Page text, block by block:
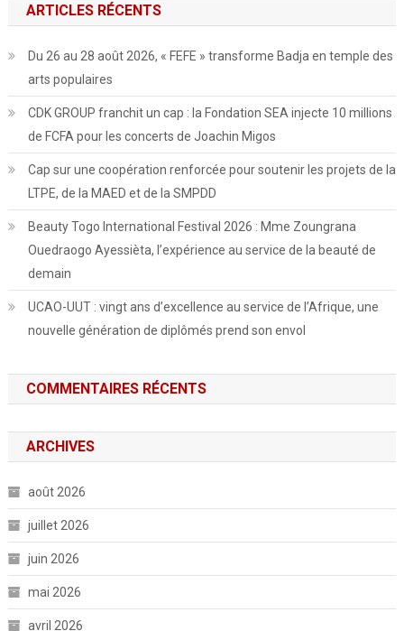
ARTICLES RÉCENTS
Du 26 au 28 août 2026, « FEFE » transforme Badja en temple des
arts populaires
CDK GROUP franchit un cap : la Fondation SEA injecte 10 millions
de FCFA pour les concerts de Joachin Migos
Cap sur une coopération renforcée pour soutenir les projets de la
LTPE, de la MAED et de la SMPDD
Beauty Togo International Festival 2026 : Mme Zoungrana
Ouedraogo Ayessièta, l’expérience au service de la beauté de
demain
UCAO-UUT : vingt ans d’excellence au service de l’Afrique, une
nouvelle génération de diplômés prend son envol
COMMENTAIRES RÉCENTS
ARCHIVES
août 2026
juillet 2026
juin 2026
mai 2026
avril 2026